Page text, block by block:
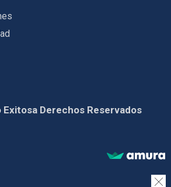
Exitosa Derechos Reservados